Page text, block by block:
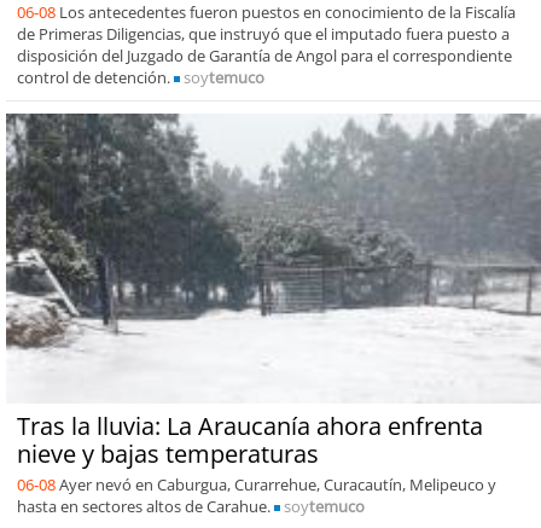
06-08 Los antecedentes fueron puestos en conocimiento de la Fiscalía
de Primeras Diligencias, que instruyó que el imputado fuera puesto a
disposición del Juzgado de Garantía de Angol para el correspondiente
control de detención.
soytemuco
Tras la lluvia: La Araucanía ahora enfrenta
nieve y bajas temperaturas
06-08Ayer nevó en Caburgua, Curarrehue, Curacautín, Melipeuco y
hasta en sectores altos de Carahue.
soytemuco